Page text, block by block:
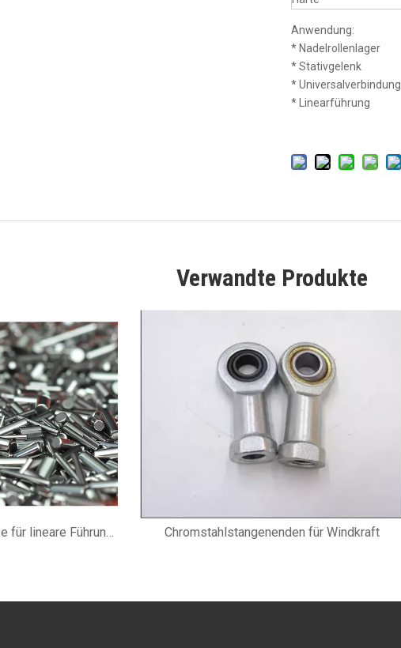
Anwendung:
* Nadelrollenlager
* Stativgelenk
* Universalverbindung
* Linearführung
Verwandte Produkte
GCR15 Chromstahlnadelwalze für lineare Führung 40x40 mm Chromstahlstangenenden für Windkraft